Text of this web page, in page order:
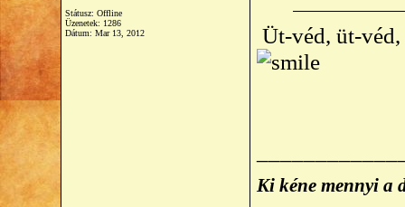
Státusz: Offline
Üzenetek: 1286
Dátum: Mar 13, 2012
Üt-véd, üt-
Ki kéne mennyi a